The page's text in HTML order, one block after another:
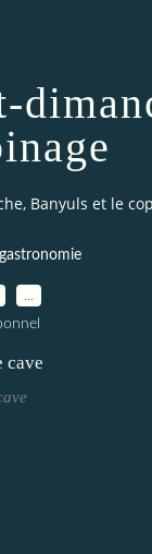
Banyuls et le
gastronomie